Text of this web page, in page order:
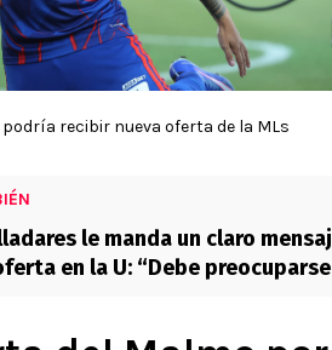
recibir nueva oferta de la MLs
le manda un claro
en la U: “Debe